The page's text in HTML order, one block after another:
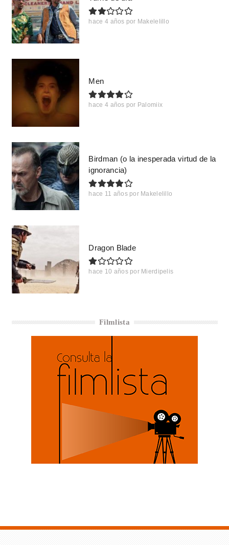
hace 4 años por Makelelillo
Men
hace 4 años por Palomiix
Birdman (o la inesperada virtud de la
ignorancia)
hace 11 años por Makelelillo
Dragon Blade
hace 10 años por Mierdipelis
Filmlista